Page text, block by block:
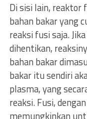
Di sisi lain, reaktor
bahan bakar yang
reaksi fusi saja.
dihentikan,
bahan bakar
bakar itu sendiri
plasma, yang
reaksi. Fusi,
memungkinkan